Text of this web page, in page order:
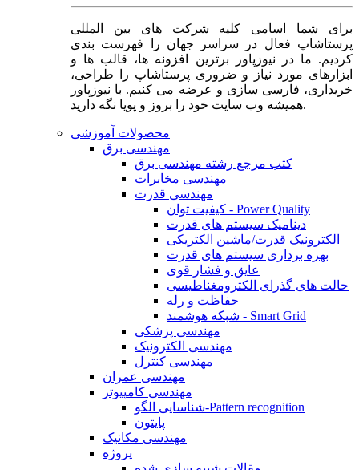
برای شما اسامی کلیه شرکت های بین المللی
پرستاشاپ فعال در سراسر جهان را فهرست بندی
کردیم. ما در نیوزپاور برترین افزونه ها، قالب ها و
ابزارهای مورد نیاز و ضروری پرستاشاپ را طراحی،
خریداری، فارسی سازی و عرضه می کنیم. با نیوزپاور
همیشه وب سایت خود را بروز و پویا نگه دارید.
محصولات آموزشی
مهندسی برق
کتب مرجع رشته مهندسی برق
مهندسی مخابرات
مهندسی قدرت
کیفیت توان - Power Quality
دینامیک سیستم های قدرت
الکترونیک قدرت/ماشین الکتریکی
بهره برداری سیستم های قدرت
عایق و فشار قوی
حالت های گذرای الکترومغناطیسی
حفاظت و رله
شبکه هوشمند - Smart Grid
مهندسی پزشکی
مهندسی الکترونیک
مهندسی کنترل
مهندسی عمران
مهندسی کامپیوتر
شناسایی الگو-Pattern recognition
پایتون
مهندسی مکانیک
پروژه